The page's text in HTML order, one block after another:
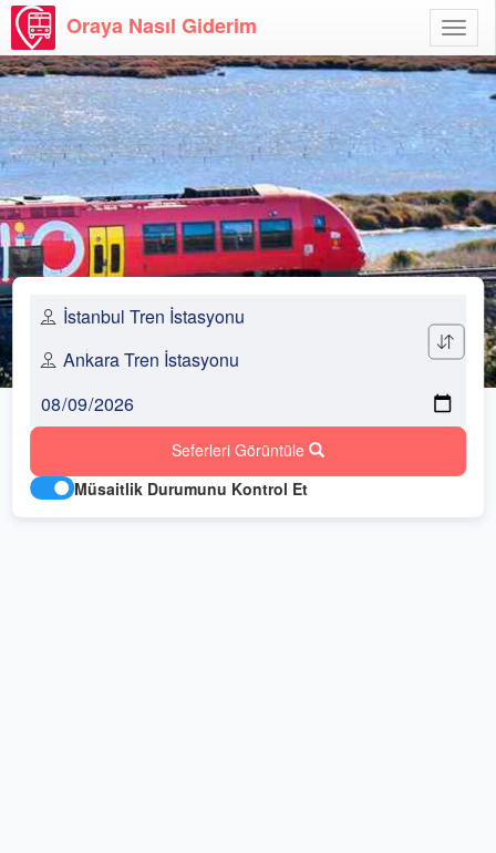
Aç
Oraya Nasıl Giderim
Seferleri Görüntüle
Müsaitlik Durumunu Kontrol Et